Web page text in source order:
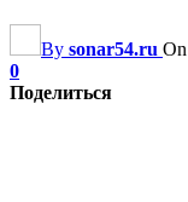
By sonar54.ru On
0
Поделиться